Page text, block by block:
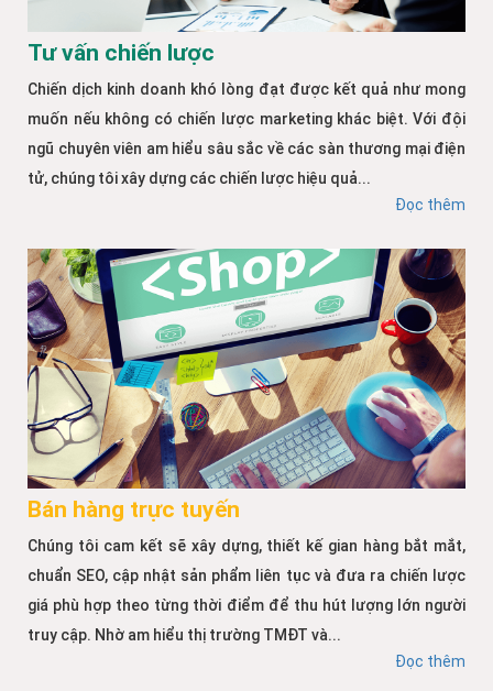
Tư vấn chiến lược
Chiến dịch kinh doanh khó lòng đạt được kết quả như mong
muốn nếu không có chiến lược marketing khác biệt. Với đội
ngũ chuyên viên am hiểu sâu sắc về các sàn thương mại điện
tử, chúng tôi xây dựng các chiến lược hiệu quả...
Đọc thêm
Bán hàng trực tuyến
Chúng tôi cam kết sẽ xây dựng, thiết kế gian hàng bắt mắt,
chuẩn SEO, cập nhật sản phẩm liên tục và đưa ra chiến lược
giá phù hợp theo từng thời điểm để thu hút lượng lớn người
truy cập. Nhờ am hiểu thị trường TMĐT và...
Đọc thêm